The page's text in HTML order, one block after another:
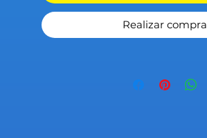
Realizar compra